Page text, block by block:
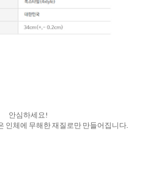
안심하세요!
인체에 무해한 재질로만 만들어집니다.